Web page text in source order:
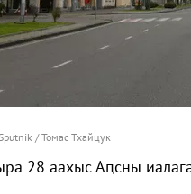
/ Томас Тхайцук
28 аахыс Аԥсны